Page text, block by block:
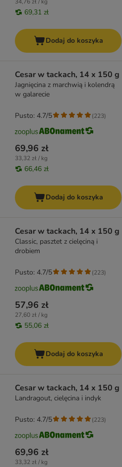
69,31 zł
Dodaj do koszyka
Cesar w tackach, 14 x 150 g
Jagnięcina z marchwią i kolendrą
w galarecie
69,96 zł
33,32 zł / kg
66,46 zł
Pusto: 4.7/5 (223)
Dodaj do koszyka
Cesar w tackach, 14 x 150 g
Classic, pasztet z cielęciną i
drobiem
57,96 zł
27,60 zł / kg
55,06 zł
Pusto: 4.7/5 (223)
Dodaj do koszyka
Cesar w tackach, 14 x 150 g
Landragout, cielęcina i indyk
69,96 zł
33,32 zł / kg
Pusto: 4.7/5 (223)